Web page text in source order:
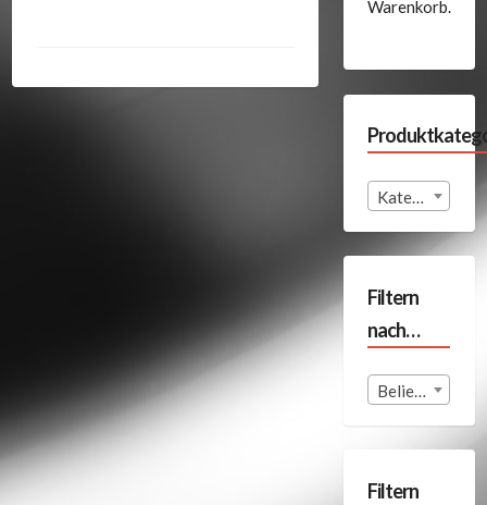
Warenkorb.
Kategorie auswählen
Filtern
nach…
Beliebige Format
Filtern